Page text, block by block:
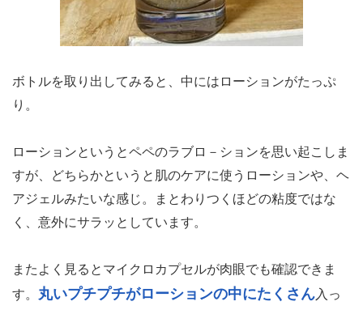
ボトルを取り出してみると、中にはローションがたっぷ
り。
ローションというとペペのラブロ－ションを思い起こしま
すが、どちらかというと肌のケアに使うローションや、ヘ
アジェルみたいな感じ。まとわりつくほどの粘度ではな
く、意外にサラッとしています。
またよく見るとマイクロカプセルが肉眼でも確認できま
す。 丸いプチプチがローションの中にたくさん入っ